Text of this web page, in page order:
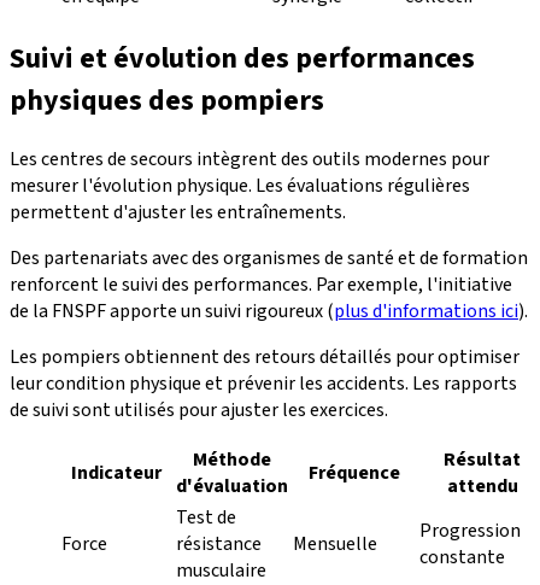
Suivi et évolution des performances
physiques des pompiers
Les centres de secours intègrent des outils modernes pour
mesurer l'évolution physique. Les évaluations régulières
permettent d'ajuster les entraînements.
Des partenariats avec des organismes de santé et de formation
renforcent le suivi des performances. Par exemple, l'initiative
de la FNSPF apporte un suivi rigoureux (plus d'informations ici).
Les pompiers obtiennent des retours détaillés pour optimiser
leur condition physique et prévenir les accidents. Les rapports
de suivi sont utilisés pour ajuster les exercices.
Indicateur
Méthode
d'évaluation
Fréquence
Résultat
attendu
Force
Test de
résistance
musculaire
Mensuelle
Progression
constante